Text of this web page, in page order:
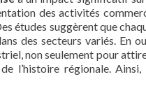
des activités
études suggèrent que
des secteurs variés. En
non seulement pour
l’histoire régionale.